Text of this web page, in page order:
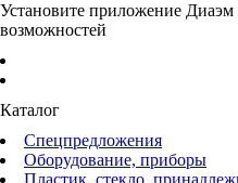
Установите приложение
возможностей
Каталог
Спецпредложения
Оборудование, приборы
Пластик, стекло,